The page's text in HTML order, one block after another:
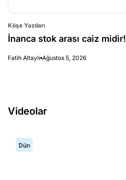
Köşe Yazıları
İnanca stok arası caiz midir!
Fatih Altaylı Ağustos 5, 2026
Videolar
Dün